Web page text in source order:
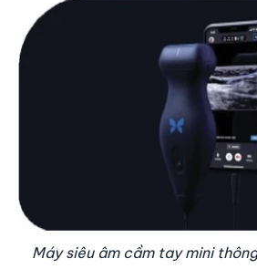
Máy siêu âm cầm tay mini